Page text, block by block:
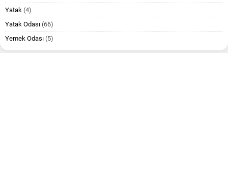
Yatak (4)
Yatak Odası (66)
Yemek Odası (5)